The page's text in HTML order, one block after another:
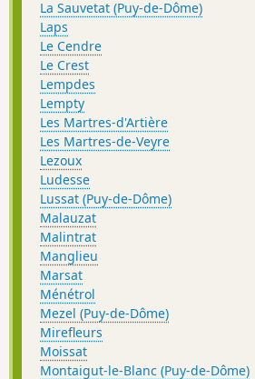
La Sauvetat (Puy-de-Dôme)
Laps
Le Cendre
Le Crest
Lempdes
Lempty
Les Martres-d'Artière
Les Martres-de-Veyre
Lezoux
Ludesse
Lussat (Puy-de-Dôme)
Malauzat
Malintrat
Manglieu
Marsat
Ménétrol
Mezel (Puy-de-Dôme)
Mirefleurs
Moissat
Montaigut-le-Blanc (Puy-de-Dôme)